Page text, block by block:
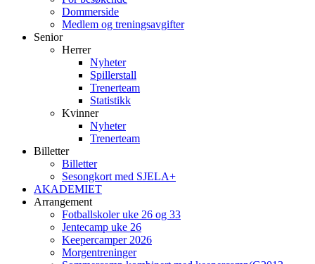
Dommerside
Medlem og treningsavgifter
Senior
Herrer
Nyheter
Spillerstall
Trenerteam
Statistikk
Kvinner
Nyheter
Trenerteam
Billetter
Billetter
Sesongkort med SJELA+
AKADEMIET
Arrangement
Fotballskoler uke 26 og 33
Jentecamp uke 26
Keepercamper 2026
Morgentreninger